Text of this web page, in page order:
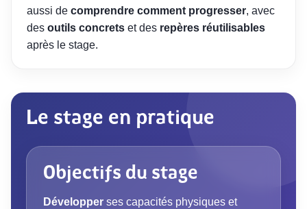
aussi de comprendre comment progresser, avec
des outils concrets et des repères réutilisables
après le stage.
Le stage en pratique
Objectifs du stage
Développer ses capacités physiques et